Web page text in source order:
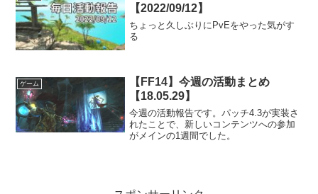
【2022/09/12】
ちょっと久しぶりにPvEをやった気がす
る
ゲーム
【FF14】今週の活動まとめ
【18.05.29】
今週の活動報告です。パッチ4.3が実装さ
れたことで、新しいコンテンツへの参加
がメインの1週間でした。